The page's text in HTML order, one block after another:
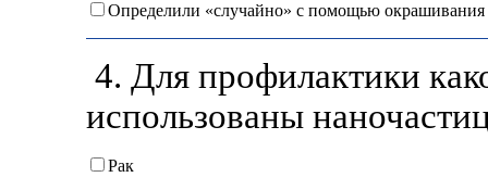
Определили «случайно» с помощью
4. Для профилактики
использованы
Рак